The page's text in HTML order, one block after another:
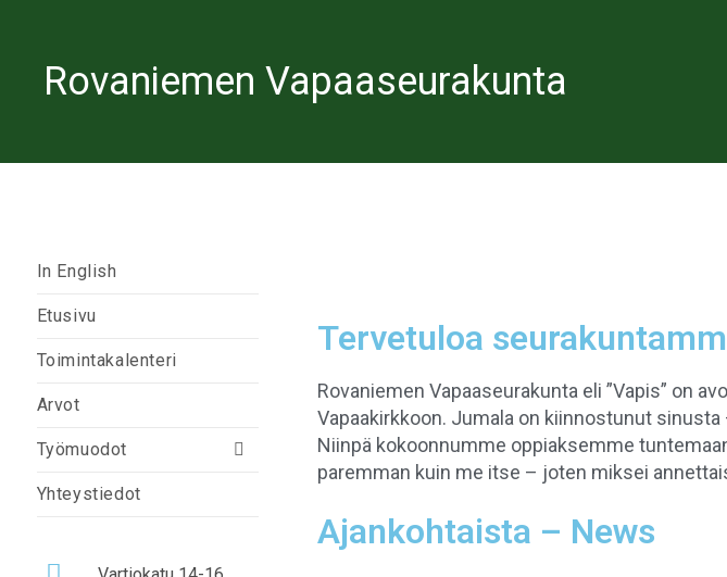
Rovaniemen Vapaaseurakunta
In English
Etusivu
Toimintakalenteri
Arvot
Työmuodot
Yhteystiedot
Tervetuloa
Rovaniemen Vapaaseurakunta eli ”Vapis” on
Vapaakirkkoon. Jumala on kiinnostunut
Niinpä kokoonnumme oppiaksemme
paremman kuin me itse – joten miksei
Ajankohtaista – News